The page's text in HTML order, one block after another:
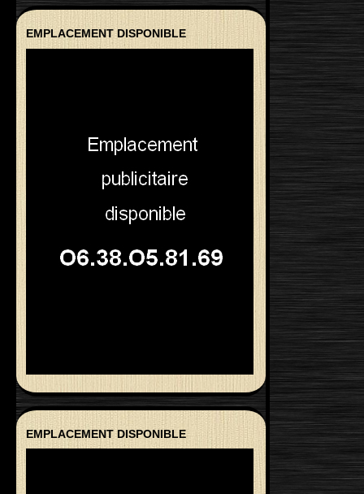
EMPLACEMENT DISPONIBLE
EMPLACEMENT DISPONIBLE